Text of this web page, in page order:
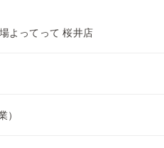
よってって 桜井店
）